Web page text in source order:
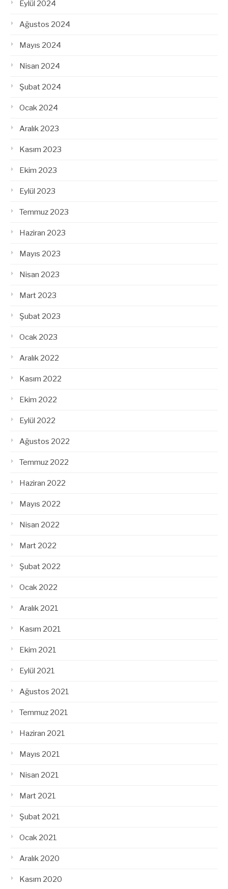
Eylül 2024
Ağustos 2024
Mayıs 2024
Nisan 2024
Şubat 2024
Ocak 2024
Aralık 2023
Kasım 2023
Ekim 2023
Eylül 2023
Temmuz 2023
Haziran 2023
Mayıs 2023
Nisan 2023
Mart 2023
Şubat 2023
Ocak 2023
Aralık 2022
Kasım 2022
Ekim 2022
Eylül 2022
Ağustos 2022
Temmuz 2022
Haziran 2022
Mayıs 2022
Nisan 2022
Mart 2022
Şubat 2022
Ocak 2022
Aralık 2021
Kasım 2021
Ekim 2021
Eylül 2021
Ağustos 2021
Temmuz 2021
Haziran 2021
Mayıs 2021
Nisan 2021
Mart 2021
Şubat 2021
Ocak 2021
Aralık 2020
Kasım 2020